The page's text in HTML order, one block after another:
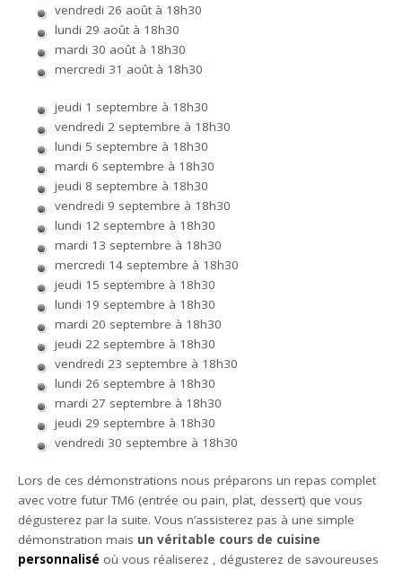
vendredi 26 août à 18h30
lundi 29 août à 18h30
mardi 30 août à 18h30
mercredi 31 août à 18h30
jeudi 1 septembre à 18h30
vendredi 2 septembre à 18h30
lundi 5 septembre à 18h30
mardi 6 septembre à 18h30
jeudi 8 septembre à 18h30
vendredi 9 septembre à 18h30
lundi 12 septembre à 18h30
mardi 13 septembre à 18h30
mercredi 14 septembre à 18h30
jeudi 15 septembre à 18h30
lundi 19 septembre à 18h30
mardi 20 septembre à 18h30
jeudi 22 septembre à 18h30
vendredi 23 septembre à 18h30
lundi 26 septembre à 18h30
mardi 27 septembre à 18h30
jeudi 29 septembre à 18h30
vendredi 30 septembre à 18h30
Lors de ces démonstrations nous préparons un repas complet
avec votre futur TM6 (entrée ou pain, plat, dessert) que vous
dégusterez par la suite. Vous n’assisterez pas à une simple
démonstration mais un véritable cours de cuisine
personnalisé où vous réaliserez , dégusterez de savoureuses